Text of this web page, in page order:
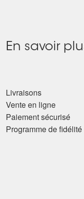
En savoir
Livraisons
Vente en ligne
Paiement sécurisé
Programme de fidélité